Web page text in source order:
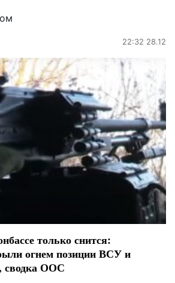
22:32 28.12
только снится:
огнем позиции ВСУ и
сводка ООС